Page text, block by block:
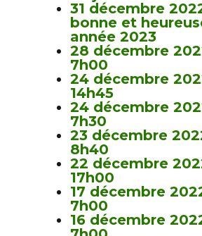
31 décembre
bonne et
année 2023
28 décembre
7h00
24 décembre
14h45
24 décembre
7h30
23 décembre
8h40
22 décembre
17h00
17 décembre
7h00
16 décembre